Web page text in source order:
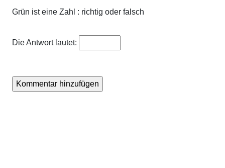
Grün ist eine Zahl : richtig oder falsch
Die Antwort lautet: